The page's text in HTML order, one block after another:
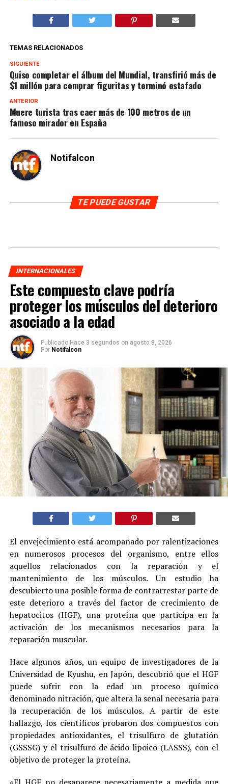
TEMAS RELACIONADOS
SIGUIENTE
Quiso completar el álbum del Mundial, transfirió más de
$1 millón para comprar figuritas y terminó estafado
ANTERIOR
Muere turista tras caer más de 100 metros de un
famoso mirador en España
Notifalcon
TE PUEDE GUSTAR
INTERNACIONALES
Este compuesto clave podría
proteger los músculos del deterioro
asociado a la edad
Publicado Hace 3 segundos on agosto 8, 2026
Por Notifalcon
El envejecimiento está acompañado por ralentizaciones
en numerosos procesos del organismo, entre ellos
aquellos relacionados con la reparación y el
mantenimiento de los músculos. Un estudio ha
descubierto una posible forma de contrarrestar parte de
este deterioro a través del factor de crecimiento de
hepatocitos (HGF), una proteína que participa en la
activación de los mecanismos necesarios para la
reparación muscular.
Hace algunos años, un equipo de investigadores de la
Universidad de Kyushu, en Japón, descubrió que el HGF
puede sufrir con la edad un proceso químico
denominado nitración, que altera la señal necesaria para
la recuperación de los músculos. A partir de este
hallazgo, los científicos probaron dos compuestos con
propiedades antioxidantes, el trisulfuro de glutatión
(GSSSG) y el trisulfuro de ácido lipoico (LASSS), con el
objetivo de proteger la proteína.
«El HGF no desaparece necesariamente a medida que